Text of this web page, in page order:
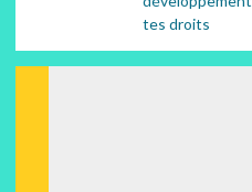
tes droits